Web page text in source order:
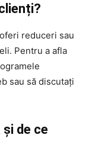
reduceri sau
Pentru a afla
sau să discutați
de ce